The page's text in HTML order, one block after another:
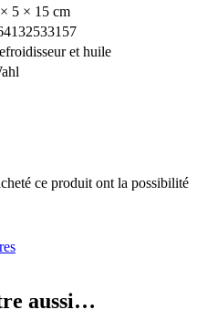
5 × 15 cm
et huile
ce produit ont la possibilité
aussi…